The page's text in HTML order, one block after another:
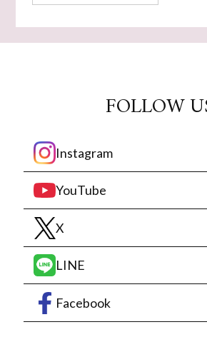
FOLLOW
Instagram
YouTube
X
LINE
Facebook